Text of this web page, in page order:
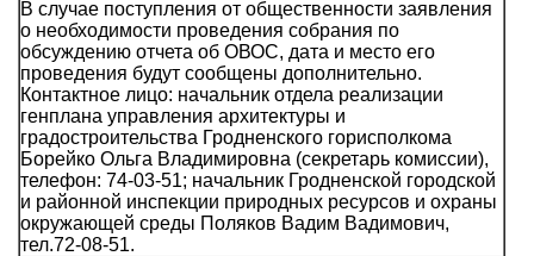
В случае поступления от общественности заявления
о необходимости проведения собрания по
обсуждению отчета об ОВОС, дата и место его
проведения будут сообщены дополнительно.
Контактное лицо: начальник отдела реализации
генплана управления архитектуры и
градостроительства Гродненского горисполкома
Борейко Ольга Владимировна (секретарь комиссии),
телефон: 74-03-51; начальник Гродненской городской
и районной инспекции природных ресурсов и охраны
окружающей среды Поляков Вадим Вадимович,
тел.72-08-51.